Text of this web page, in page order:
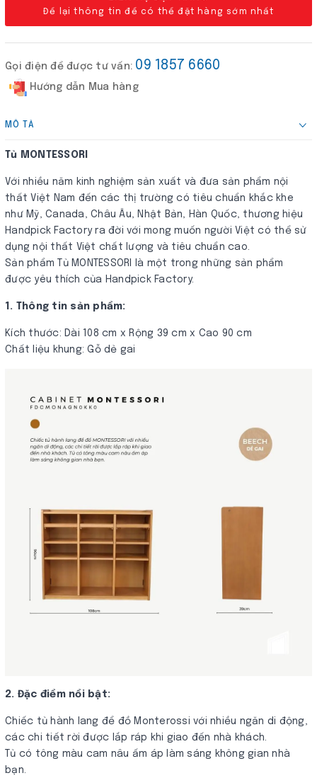
Để lại thông tin để có thể đặt hàng sớm nhất
Gọi điện để được tư vấn: 09 1857 6660
Hướng dẫn Mua hàng
MÔ TẢ
Tủ MONTESSORI
Với nhiều năm kinh nghiệm sản xuất và đưa sản phẩm nội
thất Việt Nam đến các thị trường có tiêu chuẩn khắc khe
như Mỹ, Canada, Châu Âu, Nhật Bản, Hàn Quốc, thương hiệu
Handpick Factory ra đời với mong muốn người Việt có thể sử
dụng nội thất Việt chất lượng và tiêu chuẩn cao.
Sản phẩm Tủ MONTESSORI là một trong những sản phẩm
được yêu thích của Handpick Factory.
1. Thông tin sản phẩm:
Kích thước: Dài 108 cm x Rộng 39 cm x Cao 90 cm
Chất liệu khung: Gỗ dẻ gai
2. Đặc điểm nổi bật:
Chiếc tủ hành lang để đồ Monterossi với nhiều ngăn di động,
các chi tiết rời được lắp ráp khi giao đến nhà khách.
Tủ có tông màu cam nâu ấm áp làm sáng không gian nhà
bạn.